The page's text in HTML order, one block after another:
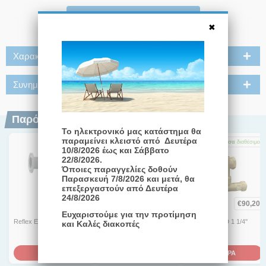
Μέγιστη πίεση λειτουργίας: 10 bar.
Μέγιστη θερμοκρασία λειτουργίας: 110 °C
Χαρακτηριστικά
Συνημμένα
Παρόμοια Προϊόντα
Άμεσαδιαθέσιμο
1.298,40
Reflex Exdirt DN 100
1-3 ημέρες
Reflex Exvoid A 2''
Άμεσα διαθέσιμο
€90,20
Reflex Exdirt D 1 1/4''
ΑΓΟΡΑ
Το ηλεκτρονικό μας κατάστημα θα
παραμείνει κλειστό από Δευτέρα
10/8/2026 έως και Σάββατο
22/8/2026.
Όποιες παραγγελίες δοθούν
Παρασκευή 7/8/2026 και μετά, θα
επεξεργαστούν από Δευτέρα
24/8/2026
Ευχαριστούμε για την προτίμηση
και Καλές διακοπές